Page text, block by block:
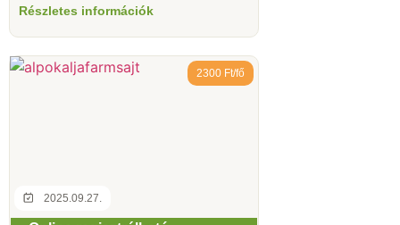
Részletes információk
2025.09.27.
2300 Ft/fő